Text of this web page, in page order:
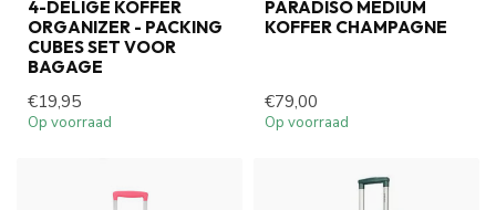
4-DELIGE KOFFER
ORGANIZER - PACKING
CUBES SET VOOR
BAGAGE
€19,95
Op voorraad
PARADISO MEDIUM
KOFFER CHAMPAGNE
€79,00
Op voorraad